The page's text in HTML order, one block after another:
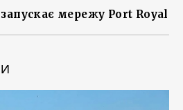
мережу Port Royal